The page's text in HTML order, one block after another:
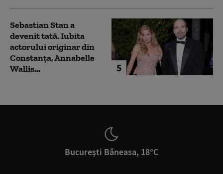
5
Sebastian Stan a
devenit tată. Iubita
actorului originar din
Constanța, Annabelle
Wallis...
București Băneasa, 18°C